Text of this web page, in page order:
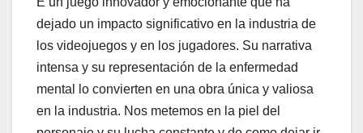
dejado un impacto significativo en la industria de
los videojuegos y en los jugadores. Su narrativa
intensa y su representación de la enfermedad
mental lo convierten en una obra única y valiosa
en la industria. Nos metemos en la piel del